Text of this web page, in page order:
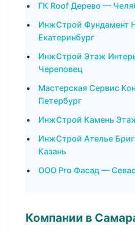
ГК Roof Дерево —
ИнжСтрой Фундамент
Екатеринбург
ИнжСтрой Этаж
Череповец
Мастерская Сервис
Петербург
ИнжСтрой Камень
ИнжСтрой Ателье
Казань
ООО Pro Фасад —
Компании в